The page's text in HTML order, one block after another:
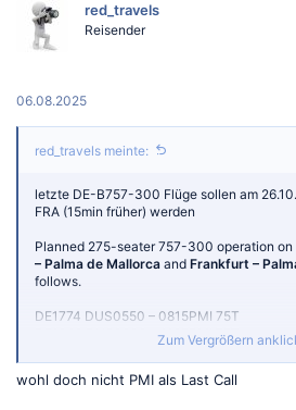
i
n
:
red_travels
Reisender
06.08.2025
red_travels meinte:
letzte DE-B757-300 Flüge sollen am
FRA (15min früher) werden
Planned 275-seater 757-300 operation on
– Palma de Mallorca and Frankfurt –
follows.
DE1774 DUS0550 – 0815PMI 75T
DE1848 DUS0900 – 1125PMI 75T
DE1775 PMI0915 – 1140DUS 75T
DE1504 FRA0920 – 1130PMI 75T
DE1849 PMI1225 – 1450DUS 75T
Zum Vergrößern
wohl doch nicht PMI als Last Call